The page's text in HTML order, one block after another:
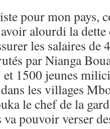
pour mon pays,
alourdi la dette
les salaires de
par Nianga
1500 jeunes
les villages
le chef de la
va pouvoir verser